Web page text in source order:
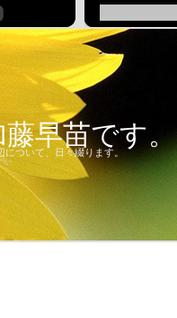
早苗です。
ついて、日々綴ります。